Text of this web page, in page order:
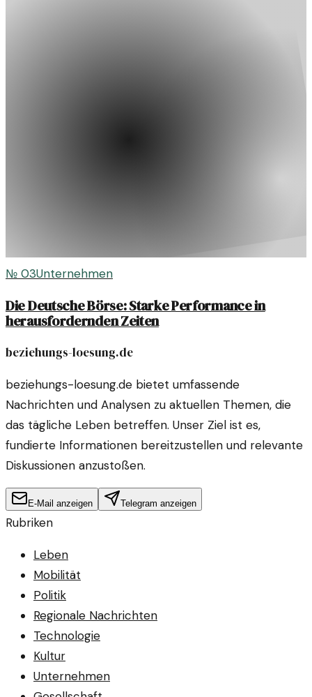
№ 03Unternehmen
Die Deutsche Börse: Starke Performance in
herausfordernden Zeiten
beziehungs-loesung.de
beziehungs-loesung.de bietet umfassende
Nachrichten und Analysen zu aktuellen Themen, die
das tägliche Leben betreffen. Unser Ziel ist es,
fundierte Informationen bereitzustellen und relevante
Diskussionen anzustoßen.
E-Mail anzeigen Telegram anzeigen
Rubriken
Leben
Mobilität
Politik
Regionale Nachrichten
Technologie
Kultur
Unternehmen